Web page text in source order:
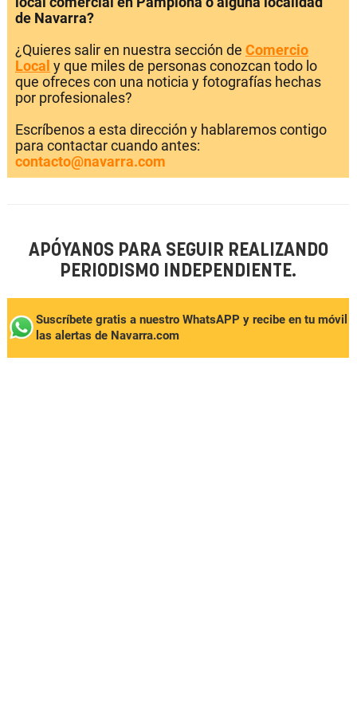
de Navarra?
¿Quieres salir en nuestra sección de Comercio
Local y que miles de personas conozcan todo lo
que ofreces con una noticia y fotografías hechas
por profesionales?
Escríbenos a esta dirección y hablaremos contigo
para contactar cuando antes:
contacto@navarra.com
APÓYANOS PARA SEGUIR REALIZANDO
PERIODISMO INDEPENDIENTE.
Suscríbete gratis a nuestro WhatsAPP y recibe en tu móvil
las alertas de Navarra.com